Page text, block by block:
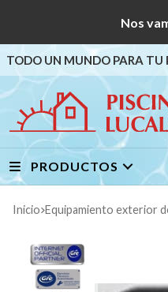
Nos
TODO UN MUNDO PARA TU
PRODUCTOS
Inicio equipamiento exterior